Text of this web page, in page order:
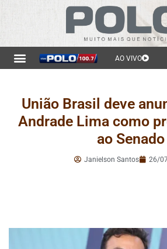
AO VIVO
União Brasil deve
Andrade Lima como
ao Senado
Janielson Santos 26/